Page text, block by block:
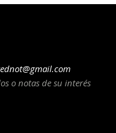
o notas de su interés